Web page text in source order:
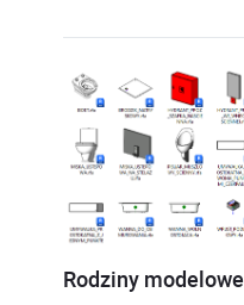
Rodziny modelowe